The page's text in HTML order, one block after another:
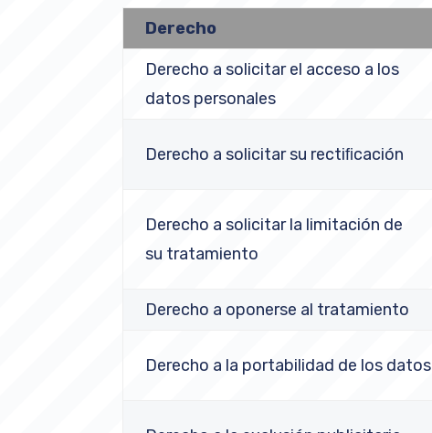
Derecho
Derecho a solicitar el acceso a los
datos personales
Derecho a solicitar su rectiﬁcación
Derecho a solicitar la limitación de
su tratamiento
Derecho a oponerse al tratamiento
Derecho a la portabilidad de los datos